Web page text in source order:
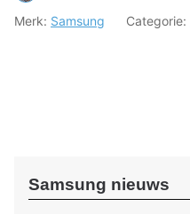
Merk: Samsung Categorie:
Samsung nieuws